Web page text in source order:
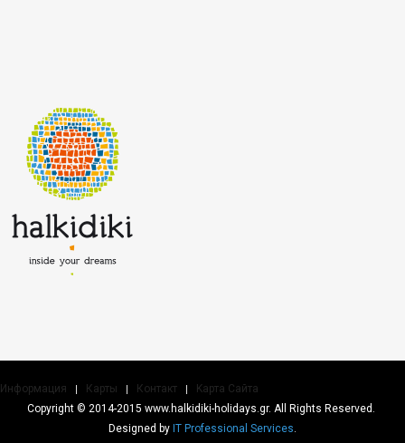
Информация Карты Контакт
Kарта Cайта
Copyright © 2014-2015 www.halkidiki-holidays.gr. All Rights Reserved.
Designed by IT Professional Services.